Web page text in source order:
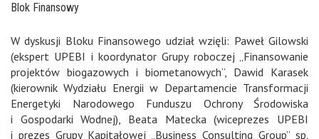
Blok Finansowy
W dyskusji Bloku Finansowego udział wzięli: Paweł Gilowski
(ekspert UPEBI i koordynator Grupy roboczej „Finansowanie
projektów biogazowych i biometanowych”, Dawid Karasek
(kierownik Wydziału Energii w Departamencie Transformacji
Energetyki Narodowego Funduszu Ochrony Środowiska
i Gospodarki Wodnej), Beata Matecka (wiceprezes UPEBI
i prezes Grupy Kapitałowej „Business Consulting Group” sp.